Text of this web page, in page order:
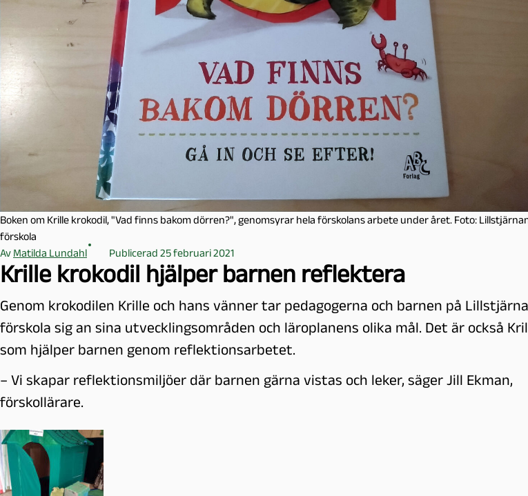
ö
Boken om Krille krokodil, "Vad finns bakom dörren?", genomsyrar hela förskolans arbete under året. Foto:
förskola
Av Matilda Lundahl Publicerad 25 februari 2021
Krille krokodil hjälper barnen reflektera
Genom krokodilen Krille och hans vänner tar pedagogerna och barnen på
förskola sig an sina utvecklingsområden och läroplanens olika mål. Det är också
som hjälper barnen genom reflektionsarbetet.
– Vi skapar reflektionsmiljöer där barnen gärna vistas och leker, säger Jill Ekman,
förskollärare.